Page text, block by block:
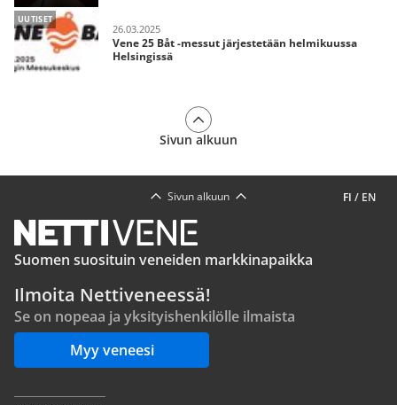
UUTISET
26.03.2025
Vene 25 Båt -messut järjestetään helmikuussa
Helsingissä
Sivun alkuun
FI / EN
Sivun alkuun
Suomen suosituin veneiden markkinapaikka
Ilmoita Nettiveneessä!
Se on nopeaa ja yksityishenkilölle ilmaista
Myy veneesi